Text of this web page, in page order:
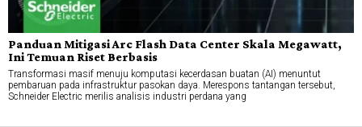
Panduan Mitigasi Arc Flash Data Center Skala Megawatt,
Ini Temuan Riset Berbasis
Transformasi masif menuju komputasi kecerdasan buatan (AI) menuntut
pembaruan pada infrastruktur pasokan daya. Merespons tantangan tersebut,
Schneider Electric merilis analisis industri perdana yang